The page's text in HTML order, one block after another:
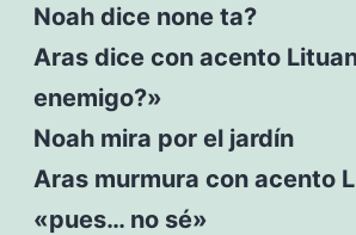
Noah dice none ta?
Aras dice con acento
enemigo?»
Noah mira por el jardín
Aras murmura con acento
«pues… no sé»